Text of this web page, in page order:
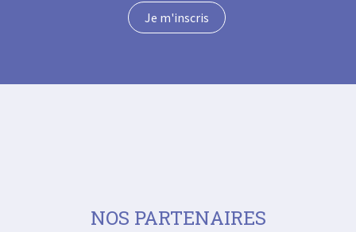
NOS PARTENAIRES